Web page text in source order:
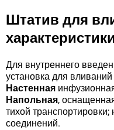
Штатив для
Для внутреннего
установка для
Настенная
Напольная,
тихой
соединений.